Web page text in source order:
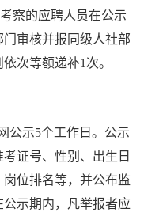
察的应聘人员在公示
审核并报同级人社部
次等额递补1次。
公示5个工作日。公示
证号、性别、出生日
位排名等，并公布监
示期内，凡举报者应